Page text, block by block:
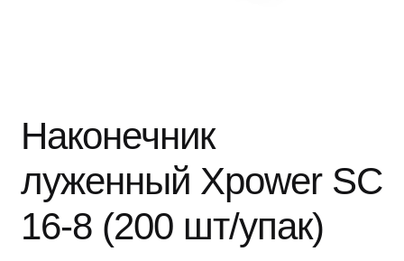
Наконечник
луженный Xpower SC
16-8 (200 шт/упак)